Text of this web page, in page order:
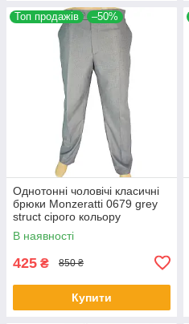
Топ продажів –50%
Однотонні чоловічі класичні
брюки Monzeratti 0679 grey
struct сірого кольору
В наявності
425 ₴ 850 ₴
Купити